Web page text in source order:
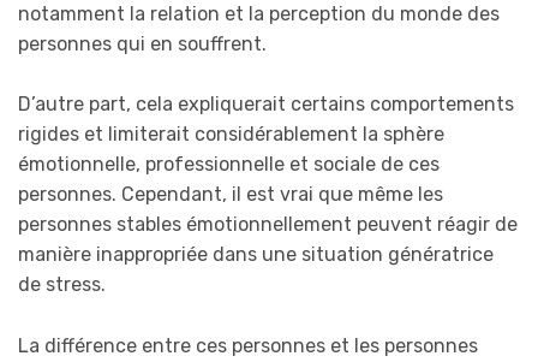
notamment la relation et la perception du monde des
personnes qui en souffrent.
D’autre part, cela expliquerait certains comportements
rigides et limiterait considérablement la sphère
émotionnelle, professionnelle et sociale de ces
personnes. Cependant, il est vrai que même les
personnes stables émotionnellement peuvent réagir de
manière inappropriée dans une situation génératrice
de stress.
La différence entre ces personnes et les personnes